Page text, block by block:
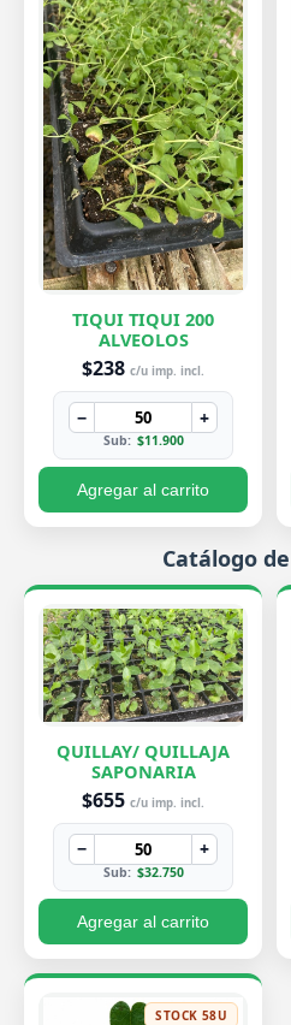
TIQUI TIQUI 200
ALVEOLOS
$238 c/u imp. incl.
− +
Sub: $11.900
Agregar al carrito
Catálogo
QUILLAY/ QUILLAJA
SAPONARIA
$655 c/u imp. incl.
− +
Sub: $32.750
Agregar al carrito
STOCK 58U